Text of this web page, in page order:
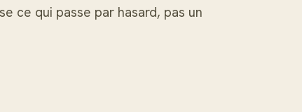
ce qui passe par hasard, pas un